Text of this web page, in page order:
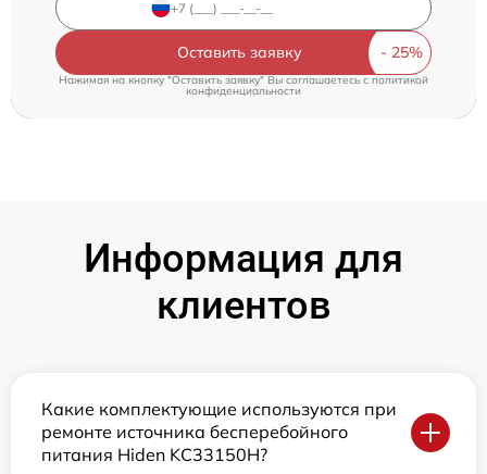
Оставить заявку
Нажимая на кнопку "Оставить заявку" Вы соглашаетесь c политикой
конфиденциальности
Информация для
клиентов
Какие комплектующие используются при
ремонте источника бесперебойного
питания Hiden KC33150H?